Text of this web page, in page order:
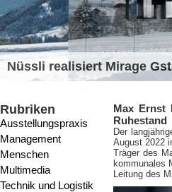
Nüssli realisiert Mirage
Rubriken
Ausstellungspraxis
Management
Menschen
Multimedia
Technik und Logistik
Max Ernst
Ruhestand
Der
August 2022
Träger des
kommunales
Leitung des